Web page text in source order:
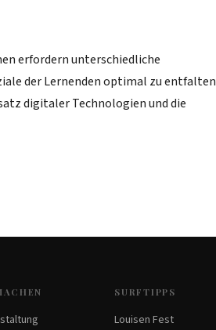
erfordern unterschiedliche
der Lernenden optimal zu entfalten
digitaler Technologien und die
SURFTIPPS
Louisen Fest